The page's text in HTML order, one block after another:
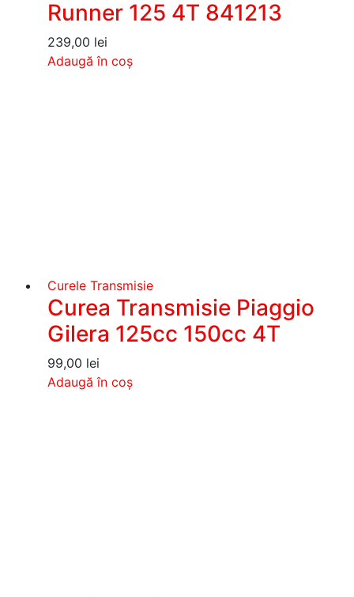
Runner 125 4T 841213
239,00 lei
Adaugă în coș
Curele Transmisie
Curea Transmisie Piaggio
Gilera 125cc 150cc 4T
99,00 lei
Adaugă în coș